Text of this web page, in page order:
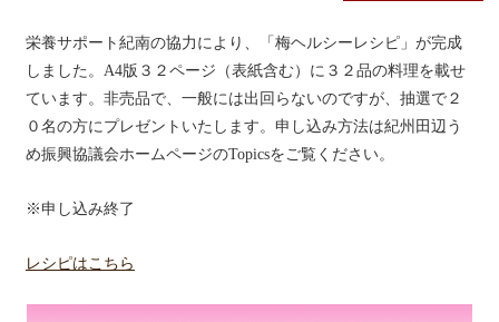
栄養サポート紀南の協力により、「梅ヘルシーレシピ」が完成
しました。A4版３２ページ（表紙含む）に３２品の料理を載せ
ています。非売品で、一般には出回らないのですが、抽選で２
０名の方にプレゼントいたします。申し込み方法は紀州田辺う
め振興協議会ホームページのTopicsをご覧ください。
※申し込み終了
レシピはこちら